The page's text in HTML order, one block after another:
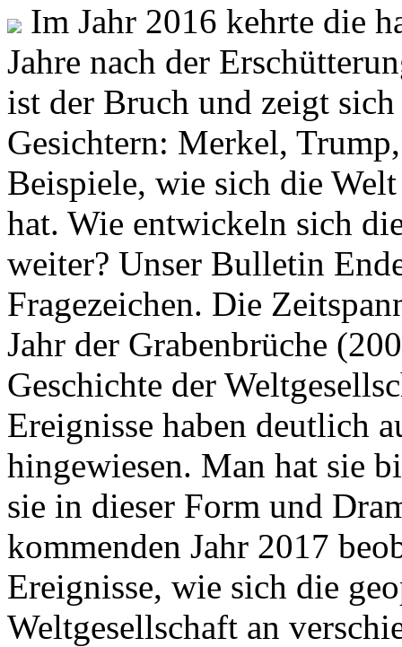
Im Jahr 2016 kehrte die
Jahre nach der
ist der Bruch und zeigt
Gesichtern: Merkel,
Beispiele, wie sich die
hat. Wie entwickeln sich
weiter? Unser Bulletin
Fragezeichen. Die
Jahr der Grabenbrüche
Geschichte der
Ereignisse haben deutlich
hingewiesen. Man hat sie
sie in dieser Form und
kommenden Jahr 2017
Ereignisse, wie sich die
Weltgesellschaft an